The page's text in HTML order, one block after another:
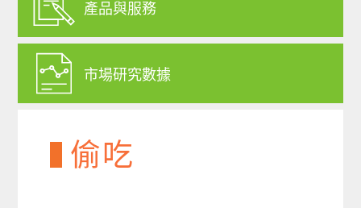
產品與服務
市場研究數據
偷吃